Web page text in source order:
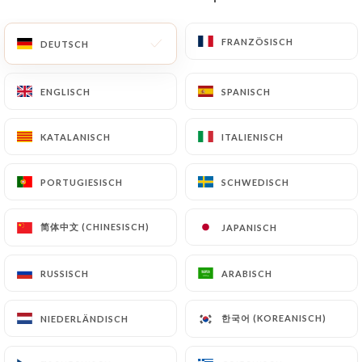
DEUTSCH FRANZÖSISCH
ENGLISCH SPANISCH
KATALANISCH ITALIENISCH
PORTUGIESISCH SCHWEDISCH
简体中文 (CHINESISCH) JAPANISCH
RUSSISCH ARABISCH
NIEDERLÄNDISCH 한국어 (KOREANISCH)
/
Kontakt
DEUTSCH FRANZÖSISCH
ENGLISCH SPANISCH
KATALANISCH ITALIENISCH
PORTUGIESISCH SCHWEDISCH
简体中文 (CHINESISCH) JAPANISCH
RUSSISCH ARABISCH
NIEDERLÄNDISCH 한국어 (KOREANISCH)